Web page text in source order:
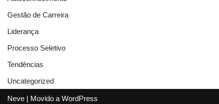
Gestão de Carreira
Liderança
Processo Seletivo
Tendências
Uncategorized
Neve | Movido a WordPress